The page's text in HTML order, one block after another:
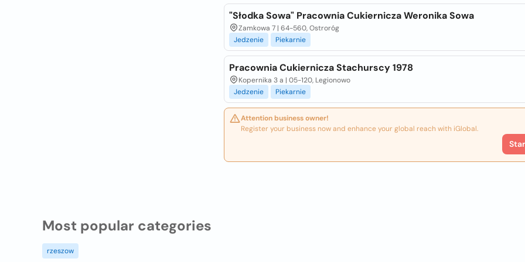
"Słodka Sowa" Pracownia Cukiernicza Weronika Sowa
Zamkowa 7 | 64-560, Ostroróg
Jedzenie
Piekarnie
Pracownia Cukiernicza Stachurscy 1978
Kopernika 3 a | 05-120, Legionowo
Jedzenie
Piekarnie
Attention business owner!
Register your business now and enhance your global reach with iGlobal.
Most popular categories
rzeszow